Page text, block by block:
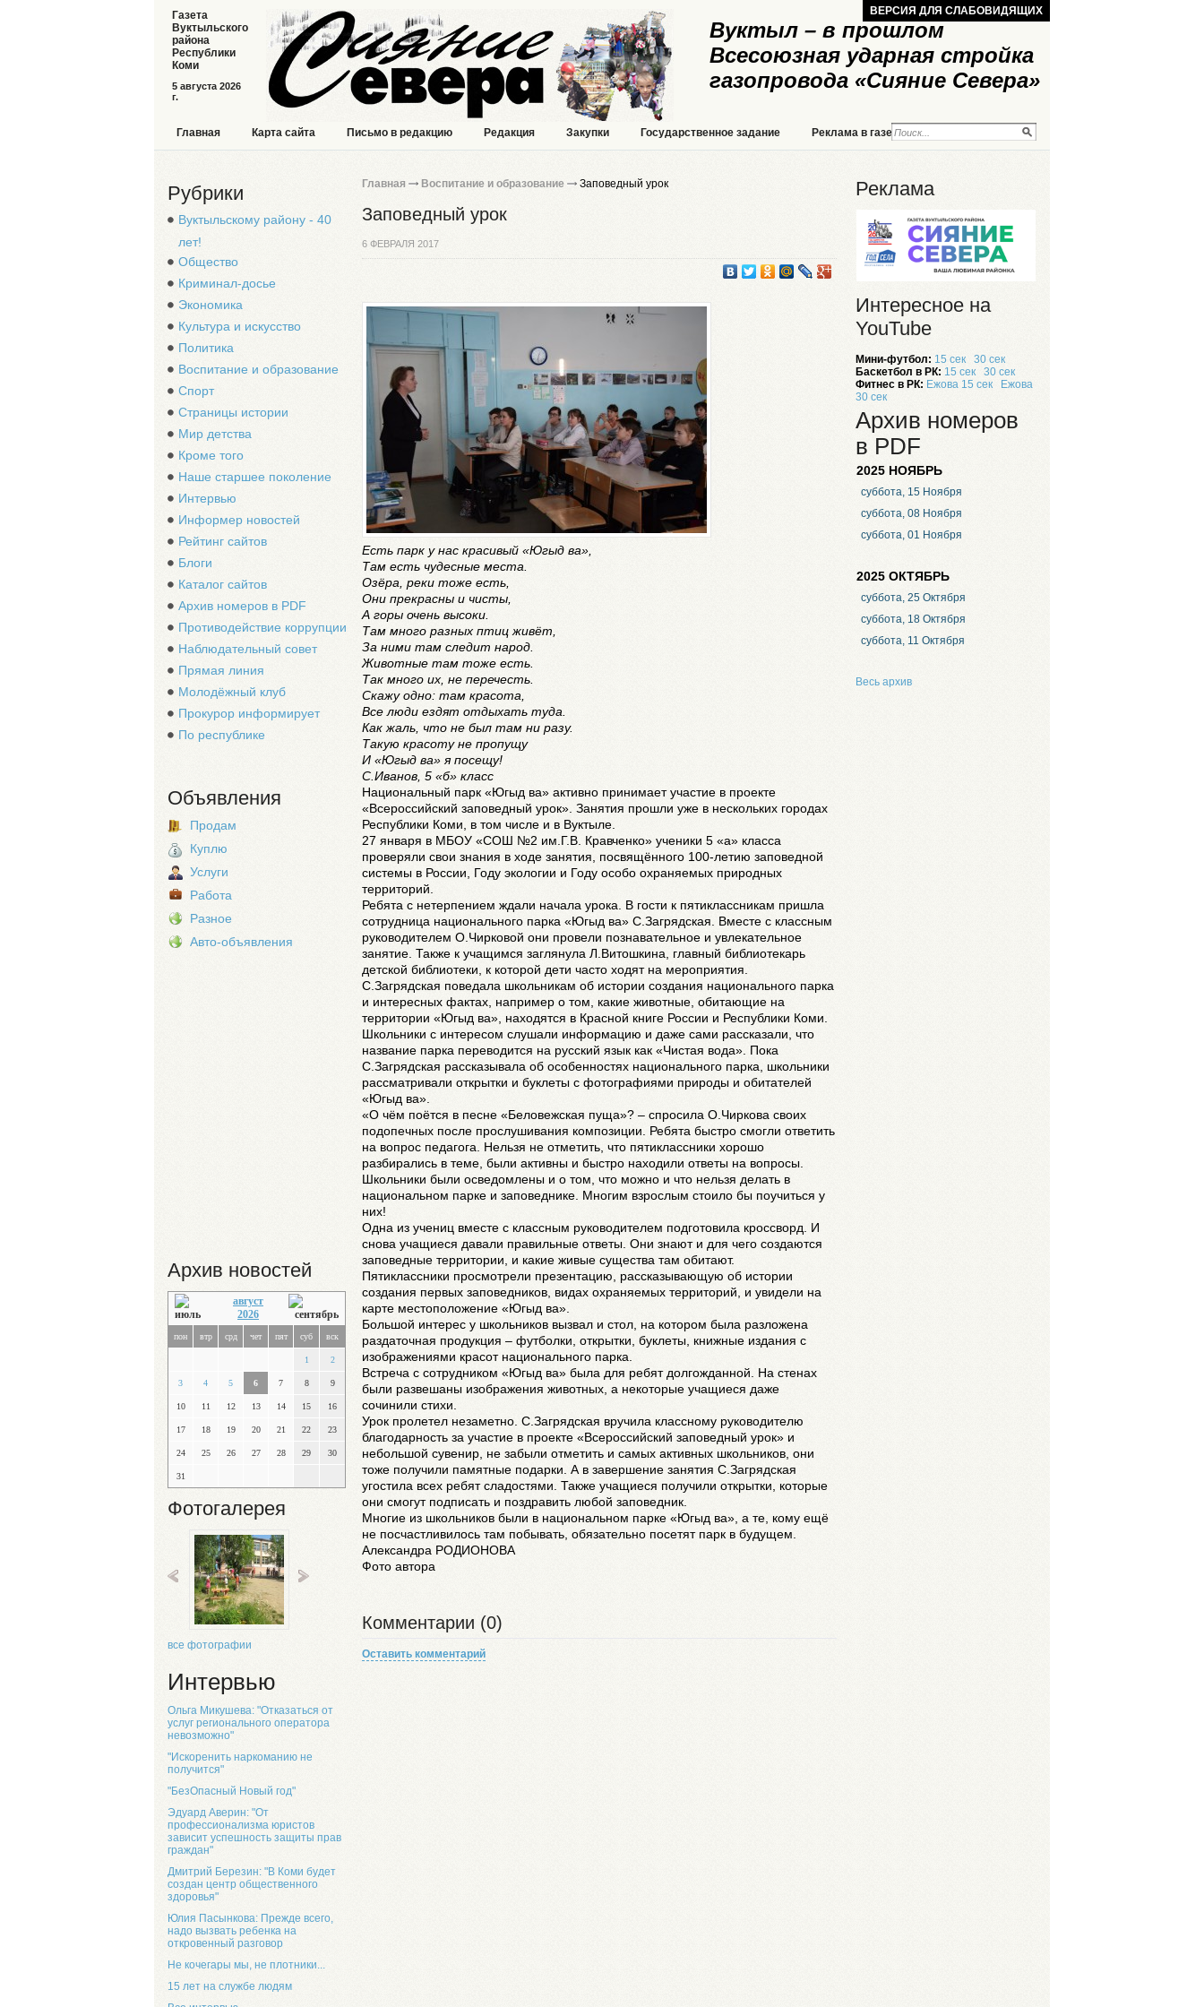
Вуктыл – в прошлом
Всесоюзная ударная стройка
газопровода «Сияние Севера»
5 августа 2026
г.
Газета
Вуктыльского
района
Республики
Коми
ВЕРСИЯ ДЛЯ СЛАБОВИДЯЩИХ
Главная Карта сайта Письмо в редакцию Редакция Закупки Государственное задание Реклама в газете Реклама на сайте
Рубрики
Вуктыльскому району - 40
лет!
Общество
Криминал-досье
Экономика
Культура и искусство
Политика
Воспитание и образование
Спорт
Страницы истории
Мир детства
Кроме того
Наше старшее поколение
Интервью
Информер новостей
Рейтинг сайтов
Блоги
Каталог сайтов
Архив номеров в PDF
Противодействие коррупции
Наблюдательный совет
Прямая линия
Молодёжный клуб
Прокурор информирует
По республике
Объявления
Продам
Куплю
Услуги
Работа
Разное
Авто-объявления
Архив новостей
август
2026
пон втр срд чет пят суб вск
1 2
3 4 5 6 7 8 9
10 11 12 13 14 15 16
17 18 19 20 21 22 23
24 25 26 27 28 29 30
31
Фотогалерея
все фотографии
Интервью
Ольга Микушева: "Отказаться от
услуг регионального оператора
невозможно"
"Искоренить наркоманию не
получится"
"БезОпасный Новый год"
Эдуард Аверин: "От
профессионализма юристов
зависит успешность защиты прав
граждан"
Дмитрий Березин: "В Коми будет
создан центр общественного
здоровья"
Юлия Пасынкова: Прежде всего,
надо вызвать ребенка на
откровенный разговор
Не кочегары мы, не плотники...
15 лет на службе людям
Главная Воспитание и образование Заповедный урок
Заповедный урок
6 ФЕВРАЛЯ 2017
Есть парк у нас красивый «Югыд ва»,
Там есть чудесные места.
Озёра, реки тоже есть,
Они прекрасны и чисты,
А горы очень высоки.
Там много разных птиц живёт,
За ними там следит народ.
Животные там тоже есть.
Так много их, не перечесть.
Скажу одно: там красота,
Все люди ездят отдыхать туда.
Как жаль, что не был там ни разу.
Такую красоту не пропущу
И «Югыд ва» я посещу!
С.Иванов, 5 «б» класс
Национальный парк «Югыд ва» активно принимает участие в проекте
«Всероссийский заповедный урок». Занятия прошли уже в нескольких городах
Республики Коми, в том числе и в Вуктыле.
27 января в МБОУ «СОШ №2 им.Г.В. Кравченко» ученики 5 «а» класса
проверяли свои знания в ходе занятия, посвящённого 100-летию заповедной
системы в России, Году экологии и Году особо охраняемых природных
территорий.
Ребята с нетерпением ждали начала урока. В гости к пятиклассникам пришла
сотрудница национального парка «Югыд ва» С.Загрядская. Вместе с классным
руководителем О.Чирковой они провели познавательное и увлекательное
занятие. Также к учащимся заглянула Л.Витошкина, главный библиотекарь
детской библиотеки, к которой дети часто ходят на мероприятия.
С.Загрядская поведала школьникам об истории создания национального парка
и интересных фактах, например о том, какие животные, обитающие на
территории «Югыд ва», находятся в Красной книге России и Республики Коми.
Школьники с интересом слушали информацию и даже сами рассказали, что
название парка переводится на русский язык как «Чистая вода». Пока
С.Загрядская рассказывала об особенностях национального парка, школьники
рассматривали открытки и буклеты с фотографиями природы и обитателей
«Югыд ва».
«О чём поётся в песне «Беловежская пуща»? – спросила О.Чиркова своих
подопечных после прослушивания композиции. Ребята быстро смогли ответить
на вопрос педагога. Нельзя не отметить, что пятиклассники хорошо
разбирались в теме, были активны и быстро находили ответы на вопросы.
Школьники были осведомлены и о том, что можно и что нельзя делать в
национальном парке и заповеднике. Многим взрослым стоило бы поучиться у
них!
Одна из учениц вместе с классным руководителем подготовила кроссворд. И
снова учащиеся давали правильные ответы. Они знают и для чего создаются
заповедные территории, и какие живые существа там обитают.
Пятиклассники просмотрели презентацию, рассказывающую об истории
создания первых заповедников, видах охраняемых территорий, и увидели на
карте местоположение «Югыд ва».
Большой интерес у школьников вызвал и стол, на котором была разложена
раздаточная продукция – футболки, открытки, буклеты, книжные издания с
изображениями красот национального парка.
Встреча с сотрудником «Югыд ва» была для ребят долгожданной. На стенах
были развешаны изображения животных, а некоторые учащиеся даже
сочинили стихи.
Урок пролетел незаметно. С.Загрядская вручила классному руководителю
благодарность за участие в проекте «Всероссийский заповедный урок» и
небольшой сувенир, не забыли отметить и самых активных школьников, они
тоже получили памятные подарки. А в завершение занятия С.Загрядская
угостила всех ребят сладостями. Также учащиеся получили открытки, которые
они смогут подписать и поздравить любой заповедник.
Многие из школьников были в национальном парке «Югыд ва», а те, кому ещё
не посчастливилось там побывать, обязательно посетят парк в будущем.
Александра РОДИОНОВА
Фото автора
Комментарии (0)
Оставить комментарий
Реклама
Интересное на
YouTube
Мини-футбол: 15 сек
30 сек
Баскетбол в РК: 15 сек
30 сек
Фитнес в РК: Ежова 15 сек
Ежова
30 сек
Архив номеров
в PDF
2025 НОЯБРЬ
суббота, 15 Ноября
суббота, 08 Ноября
суббота, 01 Ноября
2025 ОКТЯБРЬ
суббота, 25 Октября
суббота, 18 Октября
суббота, 11 Октября
Весь архив